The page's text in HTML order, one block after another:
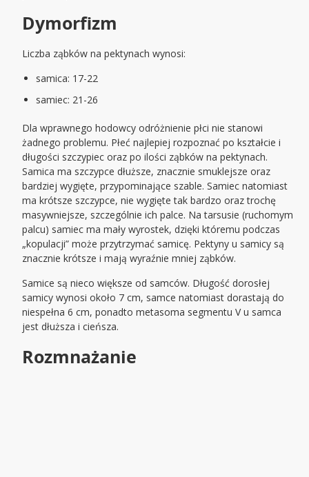
Dymorfizm
Liczba ząbków na pektynach wynosi:
samica: 17-22
samiec: 21-26
Dla wprawnego hodowcy odróżnienie płci nie stanowi
żadnego problemu. Płeć najlepiej rozpoznać po kształcie i
długości szczypiec oraz po ilości ząbków na pektynach.
Samica ma szczypce dłuższe, znacznie smuklejsze oraz
bardziej wygięte, przypominające szable. Samiec natomiast
ma krótsze szczypce, nie wygięte tak bardzo oraz trochę
masywniejsze, szczególnie ich palce. Na tarsusie (ruchomym
palcu) samiec ma mały wyrostek, dzięki któremu podczas
„kopulacji” może przytrzymać samicę. Pektyny u samicy są
znacznie krótsze i mają wyraźnie mniej ząbków.
Samice są nieco większe od samców. Długość dorosłej
samicy wynosi około 7 cm, samce natomiast dorastają do
niespełna 6 cm, ponadto metasoma segmentu V u samca
jest dłuższa i cieńsza.
Rozmnażanie